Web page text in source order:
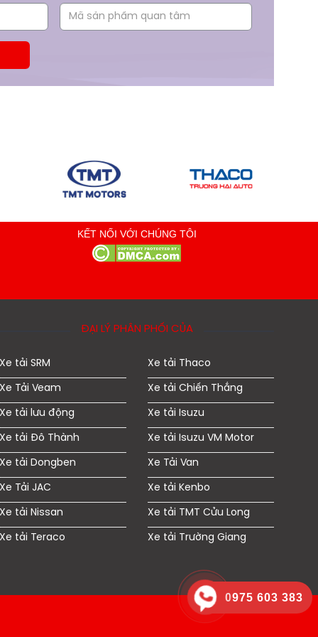
KẾT NỐI VỚI CHÚNG TÔI
ĐẠI LÝ PHÂN PHỐI CỦA
Xe tải SRM
Xe Tải Veam
Xe tải lưu động
Xe tải Đô Thành
Xe tải Dongben
Xe Tải JAC
Xe tải Nissan
Xe tải Teraco
Xe tải Thaco
Xe tải Chiến Thắng
Xe tải Isuzu
Xe tải Isuzu VM Motor
Xe Tải Van
Xe tải Kenbo
Xe tải TMT Cửu Long
Xe tải Trường Giang
0975 603 383